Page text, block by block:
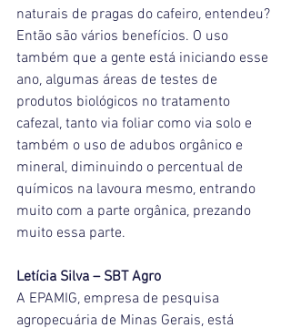
naturais de pragas do cafeiro, entendeu?
Então são vários benefícios. O uso
também que a gente está iniciando esse
ano, algumas áreas de testes de
produtos biológicos no tratamento
cafezal, tanto via foliar como via solo e
também o uso de adubos orgânico e
mineral, diminuindo o percentual de
químicos na lavoura mesmo, entrando
muito com a parte orgânica, prezando
muito essa parte.
Letícia Silva – SBT Agro
A EPAMIG, empresa de pesquisa
agropecuária de Minas Gerais, está